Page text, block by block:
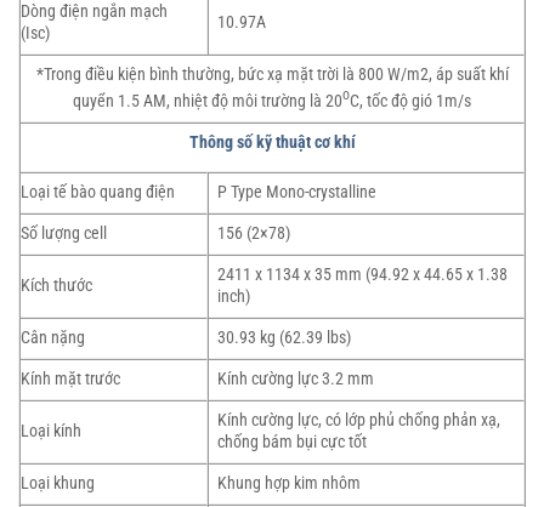
Dòng điện ngắn mạch
(Isc)
10.97A
*Trong điều kiện bình thường, bức xạ mặt trời là 800 W/m2, áp suất khí
quyển 1.5 AM, nhiệt độ môi trường là 20oC, tốc độ gió 1m/s
Thông số kỹ thuật cơ khí
Loại tế bào quang điện
P Type Mono-crystalline
Số lượng cell
156 (2×78)
Kích thước
2411 x 1134 x 35 mm (94.92 x 44.65 x 1.38
inch)
Cân nặng
30.93 kg (62.39 lbs)
Kính mặt trước
Kính cường lực 3.2 mm
Loại kính
Kính cường lực, có lớp phủ chống phản xạ,
chống bám bụi cực tốt
Loại khung
Khung hợp kim nhôm